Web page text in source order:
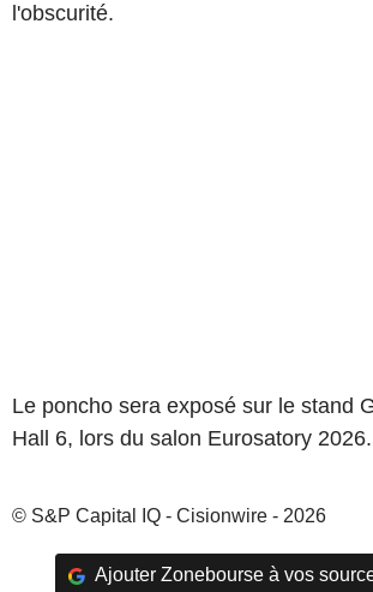
l'obscurité.
Le poncho sera exposé sur le stand
Hall 6, lors du salon Eurosatory 2026.
© S&P Capital IQ - Cisionwire - 2026
Ajouter Zonebourse à vos